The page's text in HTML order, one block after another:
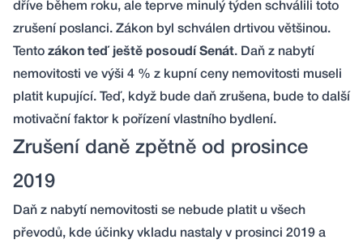
dříve během roku, ale teprve minulý týden schválili toto
zrušení poslanci. Zákon byl schválen drtivou většinou.
Tento zákon teď ještě posoudí Senát. Daň z nabytí
nemovitosti ve výši 4 % z kupní ceny nemovitosti museli
platit kupující. Teď, když bude daň zrušena, bude to další
motivační faktor k pořízení vlastního bydlení.
Zrušení daně zpětně od prosince
2019
Daň z nabytí nemovitosti se nebude platit u všech
převodů, kde účinky vkladu nastaly v prosinci 2019 a